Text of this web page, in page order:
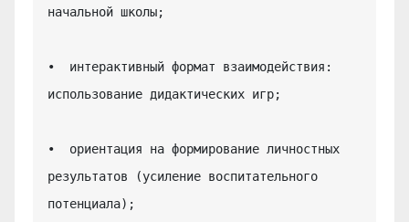
начальной школы;
•  интерактивный формат взаимодействия:
использование дидактических игр;
•  ориентация на формирование личностных
результатов (усиление воспитательного
потенциала);